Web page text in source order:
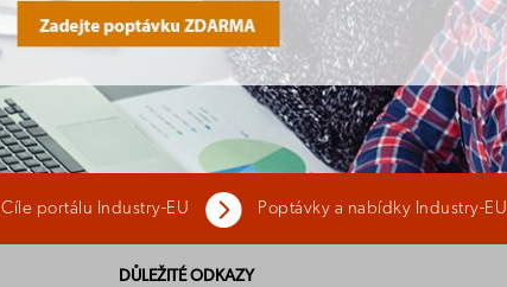
Cíle portálu Industry-EU Poptávky a nabídky Industry-EU
DŮLEŽITÉ ODKAZY